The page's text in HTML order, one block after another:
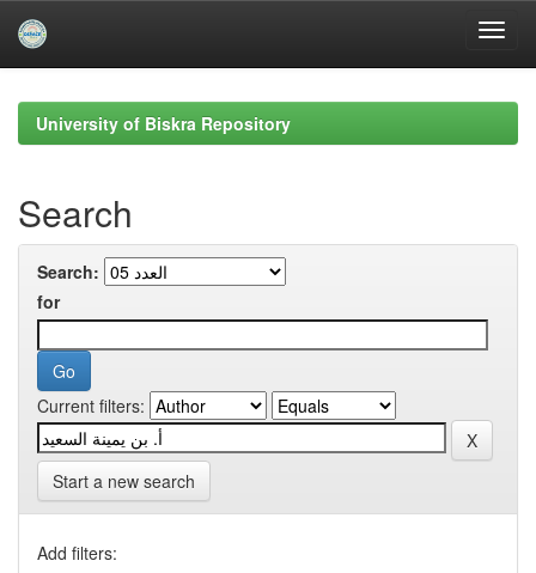
navigationUniversity of Biskra Repository
Search
Search:
for
Current filters:
Start a new search
Add filters: